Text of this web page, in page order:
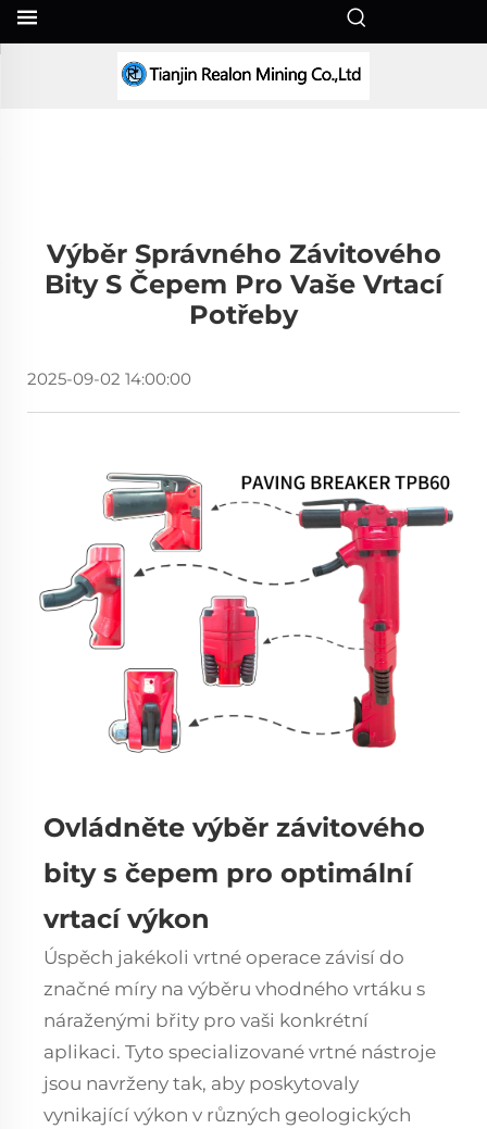
Výběr Správného Závitového
Bity S Čepem Pro Vaše Vrtací
Potřeby
2025-09-02 14:00:00
Ovládněte výběr závitového
bity s čepem pro optimální
vrtací výkon
Úspěch jakékoli vrtné operace závisí do
značné míry na výběru vhodného vrtáku s
náraženými břity pro vaši konkrétní
aplikaci. Tyto specializované vrtné nástroje
jsou navrženy tak, aby poskytovaly
vynikající výkon v různých geologických